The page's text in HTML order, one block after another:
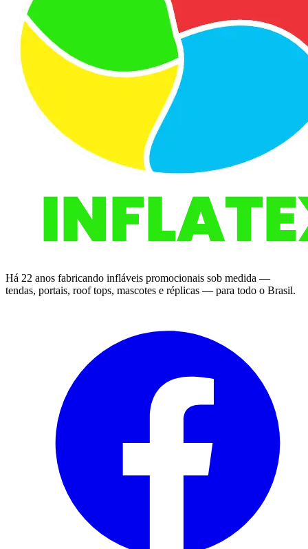
Há 22 anos fabricando infláveis promocionais sob medida —
tendas, portais, roof tops, mascotes e réplicas — para todo o Brasil.